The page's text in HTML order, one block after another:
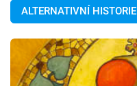
Témata
Témata
ALTERNATIVNÍ HISTORIE